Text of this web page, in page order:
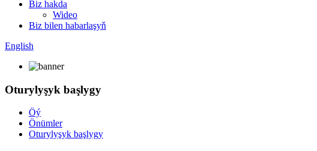
Biz hakda
Wideo
Biz bilen habarlaşyň
English
Oturylyşyk başlygy
Öý
Önümler
Oturylyşyk başlygy